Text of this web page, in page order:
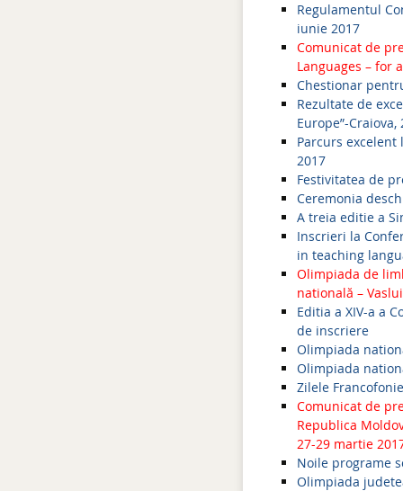
Regulamentul
iunie 2017
Comunicat de
Languages – for
Chestionar
Rezultate de
Europe”-Craiova,
Parcurs
2017
Festivitatea de
Ceremonia
A treia editie a
Inscrieri la
in teaching
Olimpiada de
natională –
Editia a XIV-a a
de inscriere
Olimpiada
Olimpiada
Zilele
Comunicat de
Republica
27-29 martie
Noile programe
Olimpiada